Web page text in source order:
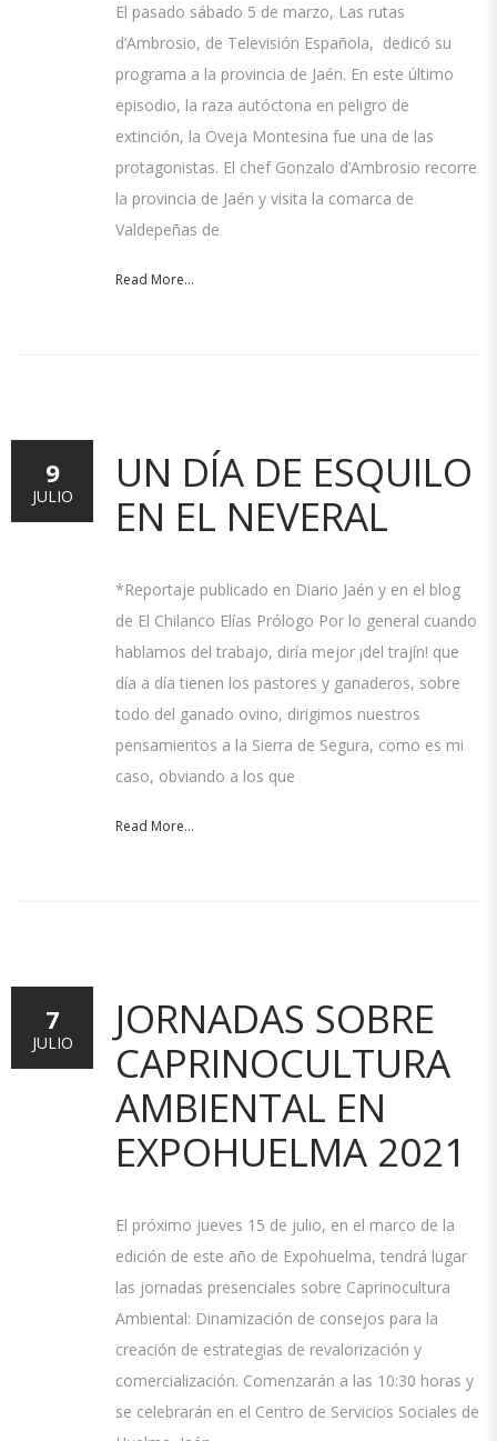
El pasado sábado 5 de marzo, Las rutas
d’Ambrosio, de Televisión Española, dedicó su
programa a la provincia de Jaén. En este último
episodio, la raza autóctona en peligro de
extinción, la Oveja Montesina fue una de las
protagonistas. El chef Gonzalo d’Ambrosio recorre
la provincia de Jaén y visita la comarca de
Valdepeñas de
Read More...
UN DÍA DE ESQUILO
EN EL NEVERAL
*Reportaje publicado en Diario Jaén y en el blog
de El Chilanco Elías Prólogo Por lo general cuando
hablamos del trabajo, diría mejor ¡del trajín! que
día a día tienen los pastores y ganaderos, sobre
todo del ganado ovino, dirigimos nuestros
pensamientos a la Sierra de Segura, como es mi
caso, obviando a los que
Read More...
9
JULIO
JORNADAS SOBRE
CAPRINOCULTURA
AMBIENTAL EN
EXPOHUELMA 2021
El próximo jueves 15 de julio, en el marco de la
edición de este año de Expohuelma, tendrá lugar
las jornadas presenciales sobre Caprinocultura
Ambiental: Dinamización de consejos para la
creación de estrategias de revalorización y
comercialización. Comenzarán a las 10:30 horas y
se celebrarán en el Centro de Servicios Sociales de
7
JULIO